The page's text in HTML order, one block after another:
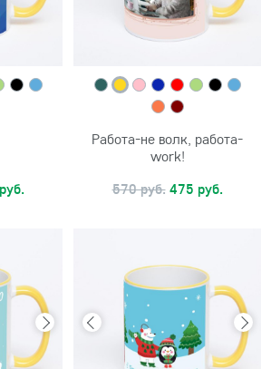
Работа-не волк, работа-
work!
570 руб. 475 руб.